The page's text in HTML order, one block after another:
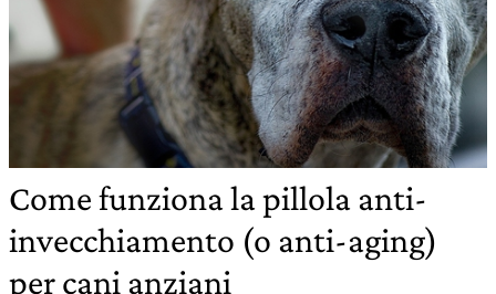
Come funziona la pillola anti-
invecchiamento (o anti-aging)
per cani anziani